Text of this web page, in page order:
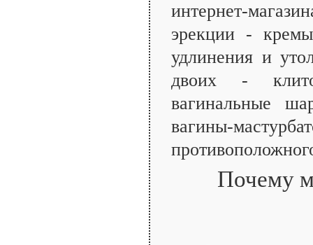
интернет-
эрекции -
удлинения и
двоих -
вагинальные
вагины-
Почему